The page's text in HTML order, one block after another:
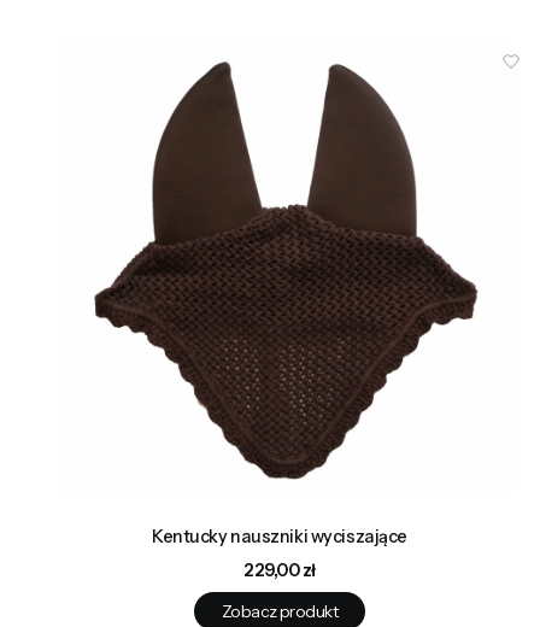
Kentucky nauszniki wyciszające
Cena
229,00 zł
Zobacz produkt